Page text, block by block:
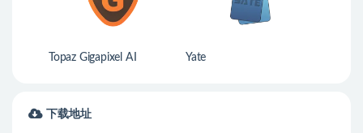
Topaz Gigapixel AI Yate
下载地址